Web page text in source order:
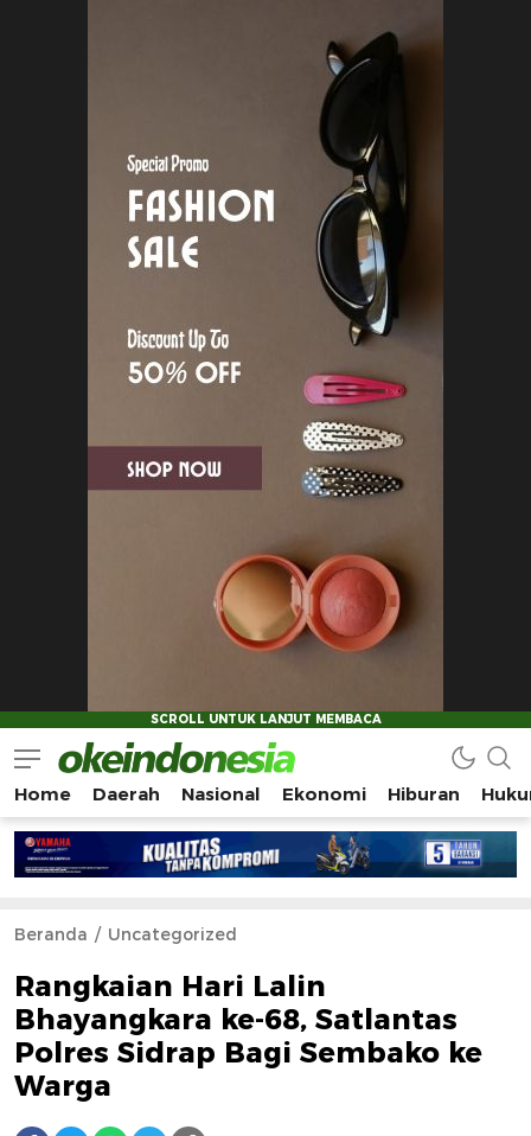
Okeindonesia.Online
Mengonlinekan Indonesia Secara Utuh
Home Daerah Nasional Ekonomi Hiburan
Beranda Uncategorized
Rangkaian Hari Lalin
Bhayangkara ke-68, Satlantas
Polres Sidrap Bagi Sembako ke
Warga